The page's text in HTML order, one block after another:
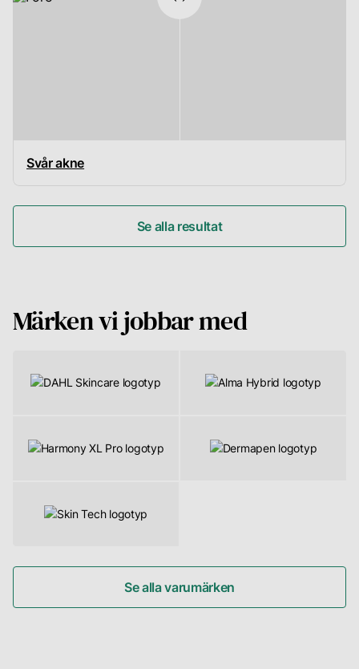
Svår akne
Se alla resultat
Märken vi jobbar med
Se alla varumärken